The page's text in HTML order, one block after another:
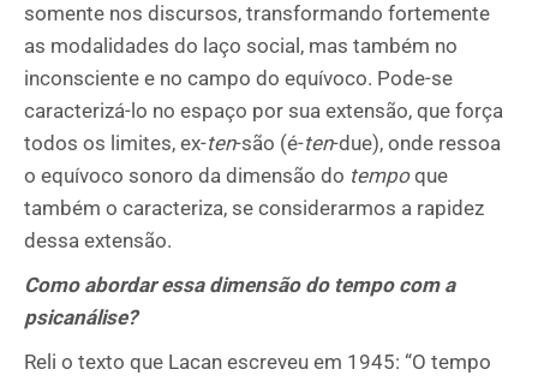
somente nos discursos, transformando fortemente
as modalidades do laço social, mas também no
inconsciente e no campo do equívoco. Pode-se
caracterizá-lo no espaço por sua extensão, que força
todos os limites, ex-ten-são (é-ten-due), onde ressoa
o equívoco sonoro da dimensão do tempoque
também o caracteriza, se considerarmos a rapidez
dessa extensão.
Como abordar essa dimensão do tempo com a
psicanálise?
Reli o texto que Lacan escreveu em 1945: “O tempo